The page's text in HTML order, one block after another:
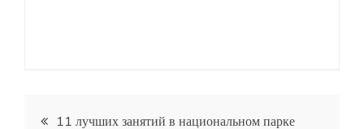
Навигация
11 лучших занятий в национальном парке